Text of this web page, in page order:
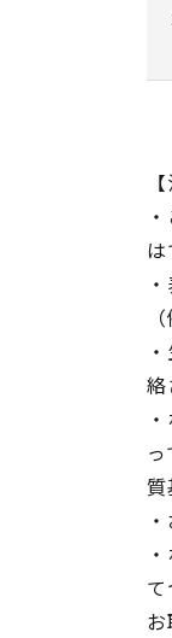
は
絡
質